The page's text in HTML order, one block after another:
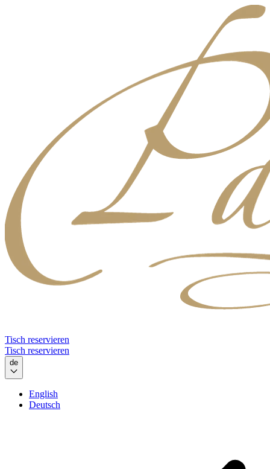
Tisch reservieren
Tisch reservieren
de
English
Deutsch